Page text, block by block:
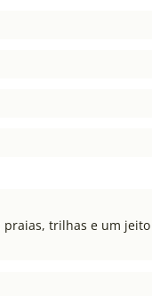
praias, trilhas e um